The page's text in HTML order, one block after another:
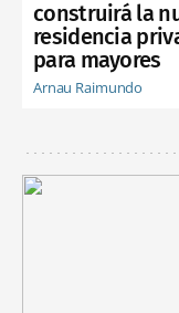
construirá la
residencia
para mayores
Arnau Raimundo